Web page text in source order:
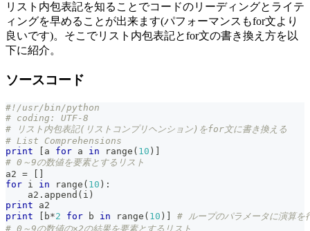
リスト内包表記を知ることでコードのリーディングとライテ
ィングを早めることが出来ます(パフォーマンスもfor文より
良いです)。そこでリスト内包表記とfor文の書き換え方を以
下に紹介。
ソースコード
#!/usr/bin/python
# coding: UTF-8
# リスト内包表記(リストコンプリヘンション)をfor文に書き換える
# List Comprehensions
print
[ a for a in range ( 10 ) ]
# 0～9の数値を要素とするリスト
a2 = [ ]
for i in range ( 10 ) :
    a2
. append ( i )
print a2
print
[ b*2 for b in range ( 10 ) ]
# ループのパラメータに演算を
# 0～9の数値の×2の結果を要素とするリスト